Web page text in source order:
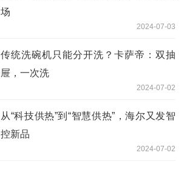
场
2024-07-03
传统洗碗机只能分开洗？卡萨帝：双抽
屉，一次洗
2024-07-02
从“科技供热”到“智慧供热”，海尔又发智
控新品
2024-07-02